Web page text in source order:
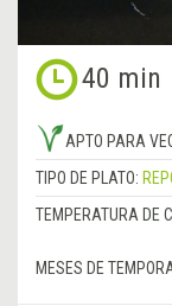
40 min
APTO PARA
TIPO DE PLATO:
TEMPERATURA DE
MESES DE